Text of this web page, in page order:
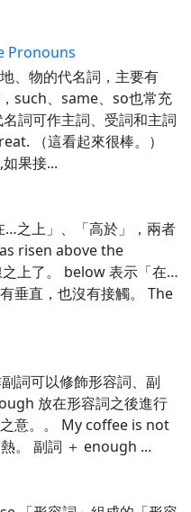
Pronouns
、物的代名詞，主要有
such、same、so也常充
詞可作主詞、受詞和主詞
（這看起來很棒。）
果接...
之上」、「高於」，兩者
risen above the
上了。 below 表示「在…
垂直，也沒有接觸。 The
詞可以修飾形容詞、副
放在形容詞之後進行
意。。 My coffee is not
。 副詞 ＋ enough ...